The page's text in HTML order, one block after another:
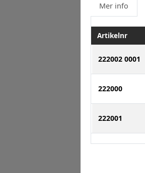
Mer info
Artikelnr
222002 0001
222000
222001